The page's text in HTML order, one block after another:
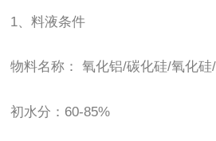
1、料液条件
物料名称： 氧化铝/碳化硅/氧化硅/
初水分： 60-85%